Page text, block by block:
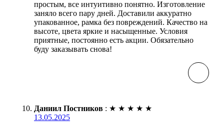
простым, все интуитивно понятно. Изготовление
заняло всего пару дней. Доставили аккуратно
упакованное, рамка без повреждений. Качество на
высоте, цвета яркие и насыщенные. Условия
приятные, постоянно есть акции. Обязательно
буду заказывать снова!
Даниил Постников : ★ ★ ★ ★ ★
13.05.2025